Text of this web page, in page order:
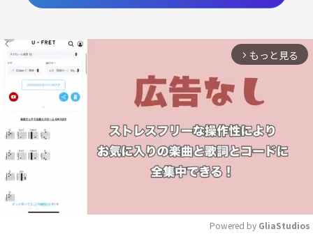
arrow_forward_ios もっと見る
Powered by GliaStudios